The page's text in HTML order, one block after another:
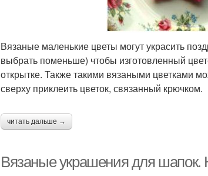
Вязаные маленькие цветы могут украсить
выбрать поменьше) чтобы изготовленный
открытке. Также такими вязаными цветками
сверху приклеить цветок, связанный крючком.
читать дальше →
Вязаные украшения для шапок.